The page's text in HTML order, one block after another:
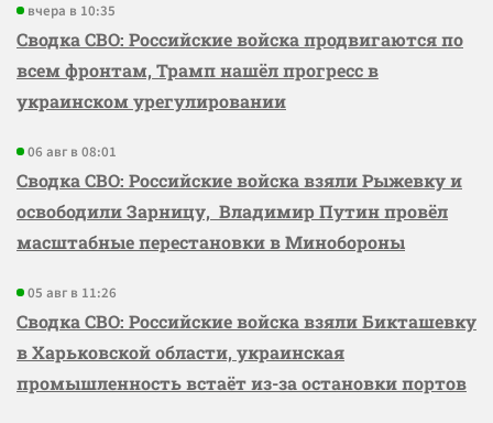
вчера в 10:35
Сводка СВО: Российские войска продвигаются по
всем фронтам, Трамп нашёл прогресс в
украинском урегулировании
06 авг в 08:01
Сводка СВО: Российские войска взяли Рыжевку и
освободили Зарницу, Владимир Путин провёл
масштабные перестановки в Минобороны
05 авг в 11:26
Сводка СВО: Российские войска взяли Бикташевку
в Харьковской области, украинская
промышленность встаёт из-за остановки портов